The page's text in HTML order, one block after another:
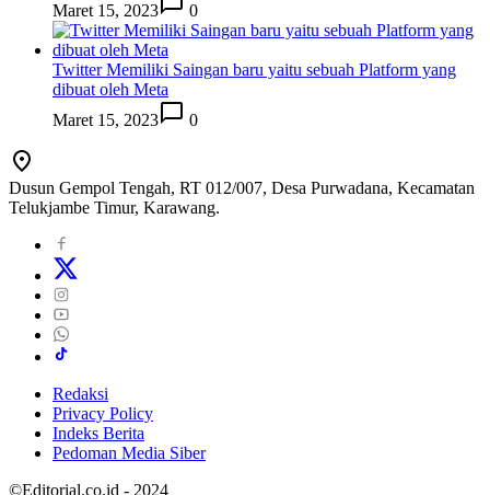
Maret 15, 2023
0
Twitter Memiliki Saingan baru yaitu sebuah Platform yang
dibuat oleh Meta
Maret 15, 2023
0
Dusun Gempol Tengah, RT 012/007, Desa Purwadana, Kecamatan
Telukjambe Timur, Karawang.
Redaksi
Privacy Policy
Indeks Berita
Pedoman Media Siber
©Editorial.co.id - 2024